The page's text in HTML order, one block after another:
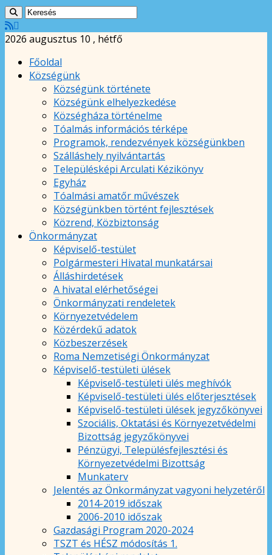
2026 augusztus 10 , hétfő
Főoldal
Községünk
Községünk története
Községünk elhelyezkedése
Községháza történelme
Tóalmás információs térképe
Programok, rendezvények községünkben
Szálláshely nyilvántartás
Településképi Arculati Kézikönyv
Egyház
Tóalmási amatőr művészek
Községünkben történt fejlesztések
Közrend, Közbiztonság
Önkormányzat
Képviselő-testület
Polgármesteri Hivatal munkatársai
Álláshirdetések
A hivatal elérhetőségei
Önkormányzati rendeletek
Környezetvédelem
Közérdekű adatok
Közbeszerzések
Roma Nemzetiségi Önkormányzat
Képviselő-testületi ülések
Képviselő-testületi ülés meghívók
Képviselő-testületi ülés előterjesztések
Képviselő-testületi ülések jegyzőkönyvei
Szociális, Oktatási és Környezetvédelmi
Bizottság jegyzőkönyvei
Pénzügyi, Településfejlesztési és
Környezetvédelmi Bizottság
Munkaterv
Jelentés az Önkormányzat vagyoni helyzetéről
2014-2019 időszak
2006-2010 időszak
Gazdasági Program 2020-2024
TSZT és HÉSZ módosítás 1.